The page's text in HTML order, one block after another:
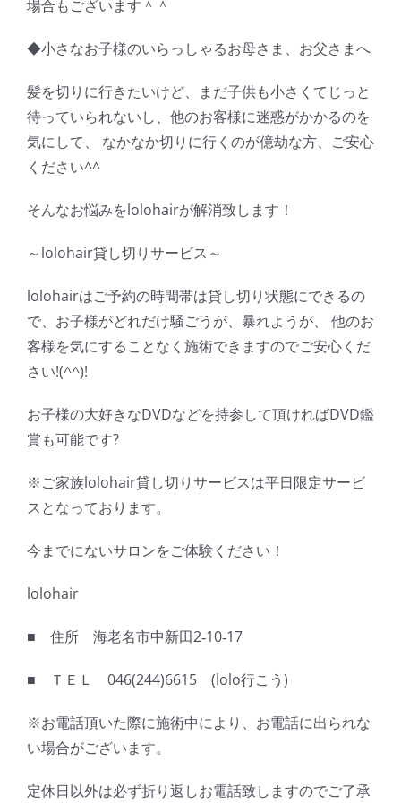
場合もございます＾＾
◆小さなお子様のいらっしゃるお母さま、お父さまへ
髪を切りに行きたいけど、まだ子供も小さくてじっと
待っていられないし、他のお客様に迷惑がかかるのを
気にして、 なかなか切りに行くのが億劫な方、ご安心
ください^^
そんなお悩みをlolohairが解消致します！
～lolohair貸し切りサービス～
lolohairはご予約の時間帯は貸し切り状態にできるの
で、お子様がどれだけ騒ごうが、暴れようが、 他のお
客様を気にすることなく施術できますのでご安心くだ
さい!(^^)!
お子様の大好きなDVDなどを持参して頂ければDVD鑑
賞も可能です?
※ご家族lolohair貸し切りサービスは平日限定サービ
スとなっております。
今までにないサロンをご体験ください！
lolohair
■ 住所 海老名市中新田2‐10‐17
■ ＴＥＬ 046(244)6615 (lolo行こう)
※お電話頂いた際に施術中により、お電話に出られな
い場合がございます。
定休日以外は必ず折り返しお電話致しますのでご了承